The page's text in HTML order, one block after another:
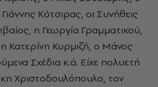
Κότσιρας, οι Συνήθεις
η Γεωργία Γραμματικού,
Κατερίνη Κυρμιζή, ο Μάνος
Σχέδια κ.ά. Είχε πολυετή
Χριστοδουλόπουλο, τον